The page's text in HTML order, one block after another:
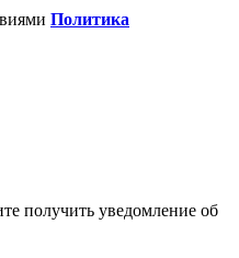
Политика
получить уведомление об